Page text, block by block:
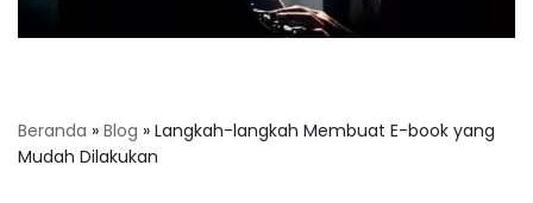
Beranda » Blog » Langkah-langkah Membuat E-book yang
Mudah Dilakukan